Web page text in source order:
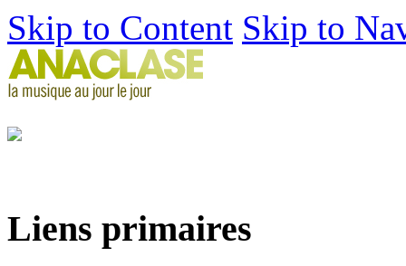
Skip to Content Skip to
Liens primaires